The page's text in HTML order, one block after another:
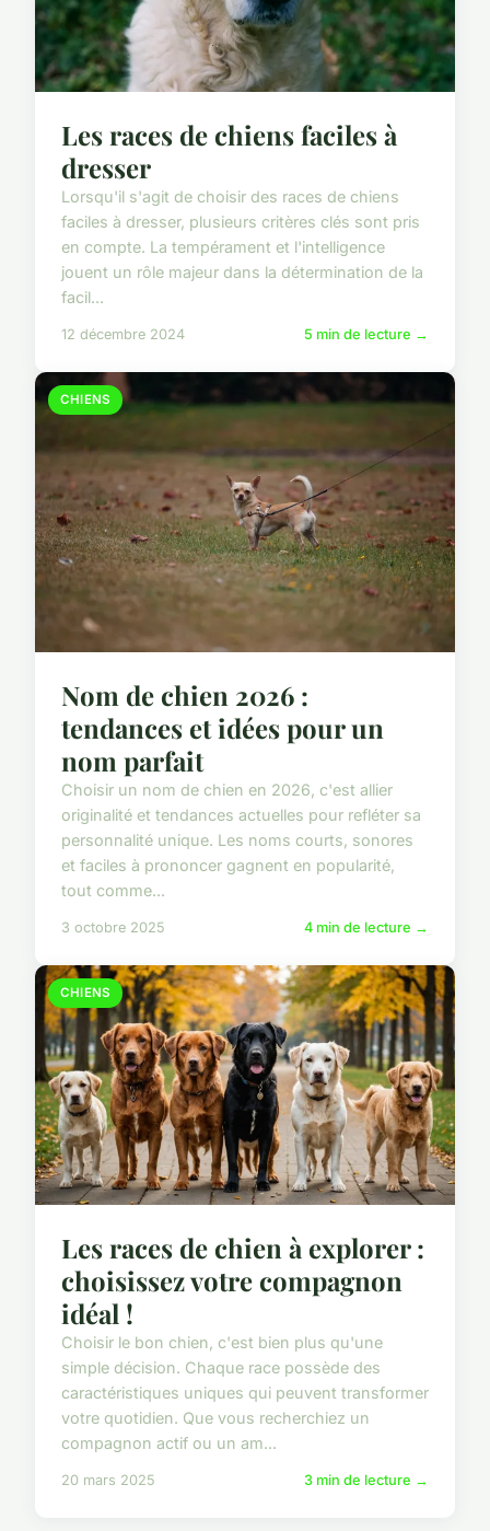
Les races de chiens faciles à
dresser
Lorsqu'il s'agit de choisir des races de chiens
faciles à dresser, plusieurs critères clés sont pris
en compte. La tempérament et l'intelligence
jouent un rôle majeur dans la détermination de la
facil...
12 décembre 2024 5 min de lecture →
CHIENS
Nom de chien 2026 :
tendances et idées pour un
nom parfait
Choisir un nom de chien en 2026, c'est allier
originalité et tendances actuelles pour refléter sa
personnalité unique. Les noms courts, sonores
et faciles à prononcer gagnent en popularité,
tout comme...
3 octobre 2025 4 min de lecture →
CHIENS
Les races de chien à explorer :
choisissez votre compagnon
idéal !
Choisir le bon chien, c'est bien plus qu'une
simple décision. Chaque race possède des
caractéristiques uniques qui peuvent transformer
votre quotidien. Que vous recherchiez un
compagnon actif ou un am...
20 mars 2025 3 min de lecture →